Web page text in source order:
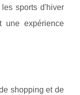
sports d'hiver
une expérience
shopping et de